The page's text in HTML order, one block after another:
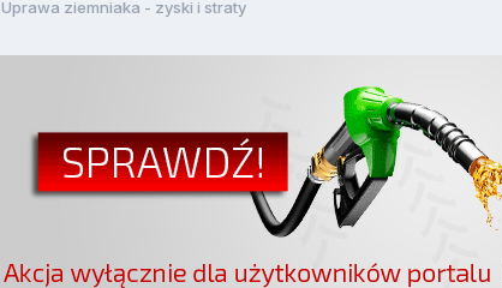
Uprawa ziemniaka - zyski i straty